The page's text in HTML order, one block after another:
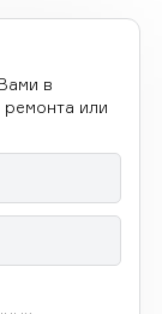
в
ремонта или